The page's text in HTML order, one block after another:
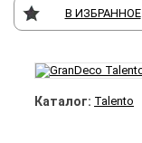
В ИЗБРАННОЕ
Каталог: Talento